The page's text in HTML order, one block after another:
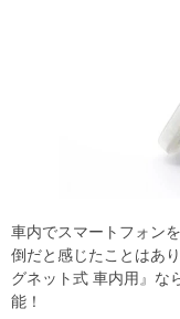
車内でスマートフォン
倒だと感じたことはあ
グネット式 車内用』な
能！